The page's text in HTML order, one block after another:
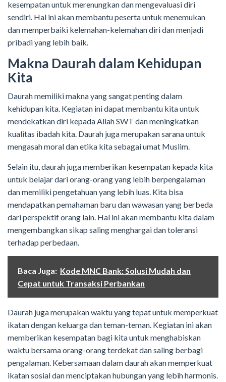
kesempatan untuk merenungkan dan mengevaluasi diri
sendiri. Hal ini akan membantu peserta untuk menemukan
dan memperbaiki kelemahan-kelemahan diri dan menjadi
pribadi yang lebih baik.
Makna Daurah dalam Kehidupan
Kita
Daurah memiliki makna yang sangat penting dalam
kehidupan kita. Kegiatan ini dapat membantu kita untuk
mendekatkan diri kepada Allah SWT dan meningkatkan
kualitas ibadah kita. Daurah juga merupakan sarana untuk
mengasah moral dan etika kita sebagai umat Muslim.
Selain itu, daurah juga memberikan kesempatan kepada kita
untuk belajar dari orang-orang yang lebih berpengalaman
dan memiliki pengetahuan yang lebih luas. Kita bisa
mendapatkan pemahaman baru dan wawasan yang berbeda
dari perspektif orang lain. Hal ini akan membantu kita dalam
mengembangkan sikap saling menghargai dan toleransi
terhadap perbedaan.
Baca Juga: Kode MNC Bank: Solusi Mudah dan
Cepat untuk Transaksi Perbankan
Daurah juga merupakan waktu yang tepat untuk memperkuat
ikatan dengan keluarga dan teman-teman. Kegiatan ini akan
memberikan kesempatan bagi kita untuk menghabiskan
waktu bersama orang-orang terdekat dan saling berbagi
pengalaman. Kebersamaan dalam daurah akan memperkuat
ikatan sosial dan menciptakan hubungan yang lebih harmonis.